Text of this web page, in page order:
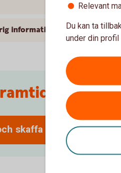
information
skaffa Framtidskonto
Relevant
Du kan ta
under din profil